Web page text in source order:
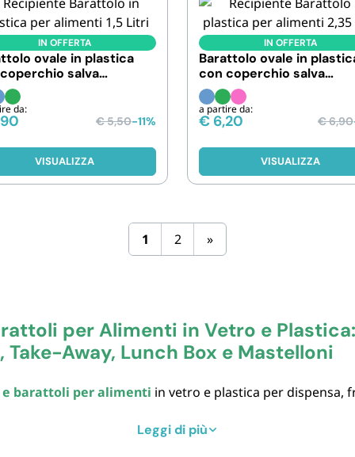
IN OFFERTA
ovale in plastica
salva
Capacità 1,5 l
da:
€5,50-11%
VISUALIZZA
IN OFFERTA
Barattolo ovale in
con coperchio salva
freschezza. Capacità
a partire da:
€ 6,20 €6,90
VISUALIZZA
1 2 »
per Alimenti in Vetro e
Take-Away, Lunch Box e Mastelloni
barattoli per alimenti in vetro e plastica per dispensa,
barattoli in vetro ermetici
Leggi di più